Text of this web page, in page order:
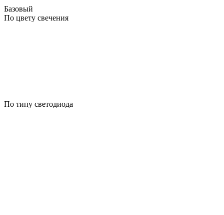
Базовый
По цвету свечения
По типу светодиода